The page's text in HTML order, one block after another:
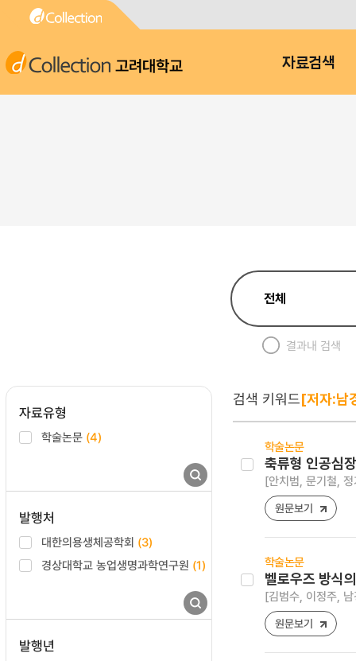
고려대학교 자료검색
결과내 검색
자료유형
학술논문 (4)
발행처
대한의용생체공학회 (3)
경상대학교 농업생명과학연구원 (1)
발행년
검색 키워드[저자:남
학술논문
축류형 인공심
[안치범, 문기철,
원문보기
학술논문
벨로우즈 방식
[김범수, 이정주,
원문보기